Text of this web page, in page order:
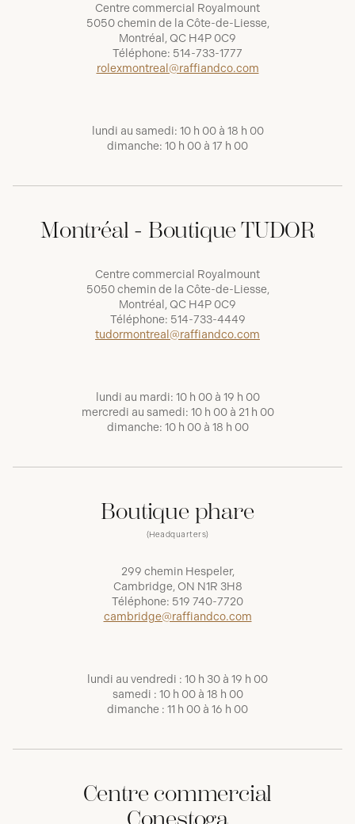
Centre commercial Royalmount
5050 chemin de la Côte-de-Liesse,
Montréal, QC H4P 0C9
Téléphone: 514-733-1777
rolexmontreal@raffiandco.com
lundi au samedi: 10 h 00 à 18 h 00
dimanche: 10 h 00 à 17 h 00
Montréal - Boutique TUDOR
Centre commercial Royalmount
5050 chemin de la Côte-de-Liesse,
Montréal, QC H4P 0C9
Téléphone: 514-733-4449
tudormontreal@raffiandco.com
lundi au mardi: 10 h 00 à 19 h 00
mercredi au samedi: 10 h 00 à 21 h 00
dimanche: 10 h 00 à 18 h 00
Boutique phare
(Headquarters)
299 chemin Hespeler,
Cambridge, ON N1R 3H8
Téléphone: 519 740-7720
cambridge@raffiandco.com
lundi au vendredi : 10 h 30 à 19 h 00
samedi : 10 h 00 à 18 h 00
dimanche : 11 h 00 à 16 h 00
Centre commercial
Conestoga